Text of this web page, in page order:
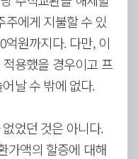
주에게 지불할 수 있
억원까지다. 다만, 이
용했을 경우이고 프
날 수 밖에 없다.
었던 것은 아니다.
가액의 할증에 대해